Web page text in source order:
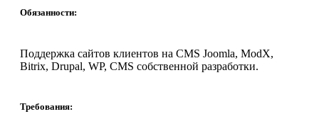
Обязанности:
Поддержка сайтов клиентов на CMS Joomla, ModX,
Bitrix, Drupal, WP, CMS собственной разработки.
Требования: